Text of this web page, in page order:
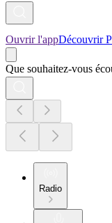
Ouvrir l'appDécouvrir
Que souhaitez-vous
Radio